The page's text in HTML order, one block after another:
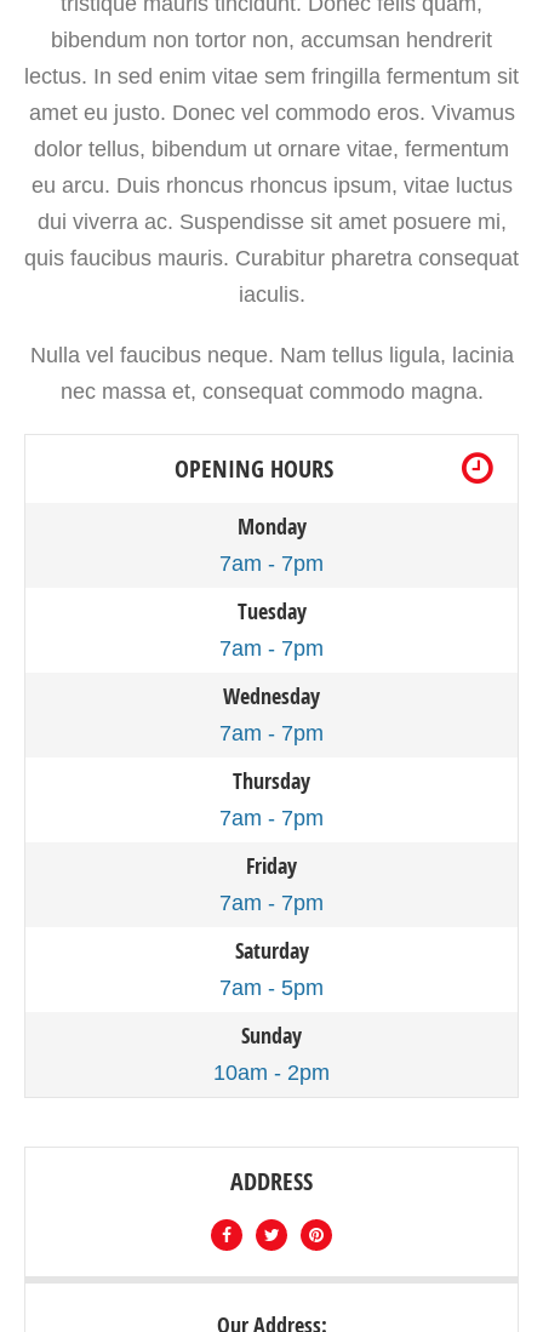
bibendum non tortor non, accumsan hendrerit
lectus. In sed enim vitae sem fringilla fermentum sit
amet eu justo. Donec vel commodo eros. Vivamus
dolor tellus, bibendum ut ornare vitae, fermentum
eu arcu. Duis rhoncus rhoncus ipsum, vitae luctus
dui viverra ac. Suspendisse sit amet posuere mi,
quis faucibus mauris. Curabitur pharetra consequat
iaculis.
Nulla vel faucibus neque. Nam tellus ligula, lacinia
nec massa et, consequat commodo magna.
OPENING HOURS
Monday
7am - 7pm
Tuesday
7am - 7pm
Wednesday
7am - 7pm
Thursday
7am - 7pm
Friday
7am - 7pm
Saturday
7am - 5pm
Sunday
10am - 2pm
ADDRESS
Our Address: